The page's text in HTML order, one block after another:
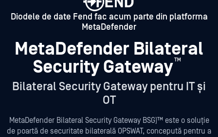
Diodele de date Fend fac acum parte din platforma
MetaDefender
MetaDefender Bilateral
Security Gateway™
Bilateral Security Gateway pentru IT și
OT
MetaDefender Bilateral Security Gateway BSG)™ este o soluție
de poartă de securitate bilaterală OPSWAT, concepută pentru a